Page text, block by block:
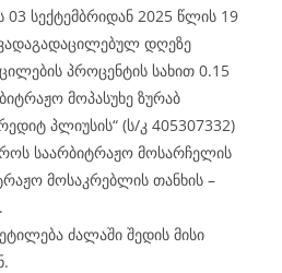
სექტემბრიდან 2025 წლის 19
დღეზე
პროცენტის სახით 0.15
მოპასუხე ზურაბ
პლიუსის“ (ს/კ 405307332)
საარბიტრაჟო მოსარჩელის
მოსაკრებლის თანხის –
ძალაში შედის მისი